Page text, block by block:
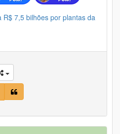
R$ 7,5 bilhões por plantas da